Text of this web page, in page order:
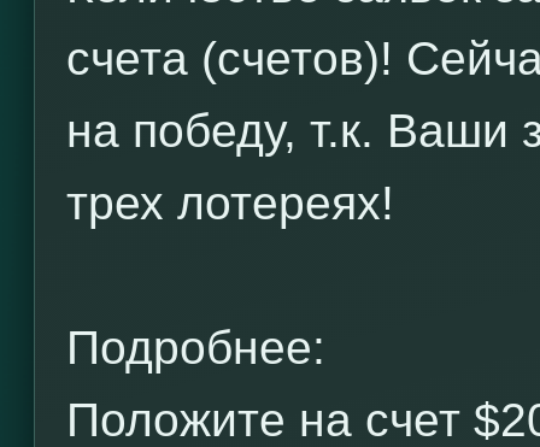
счета (счетов)!
на победу, т.к. Ваши
трех лотереях!
Подробнее:
Положите на счет